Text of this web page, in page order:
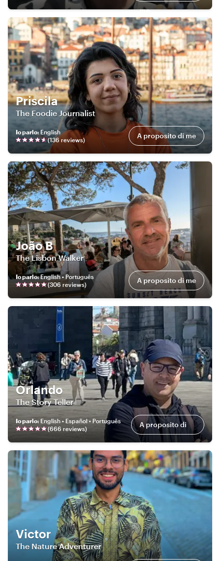
me
Priscila
The Foodie Journalist
Io parlo: English
(136 reviews) A proposito di me
João B
The Lisbon Walker
Io parlo:English • Português
(306 reviews) A proposito di me
Orlando
The Story Teller
Io parlo: English • Español • Português
(666 reviews) A proposito di
me
Victor
The Nature Adventurer